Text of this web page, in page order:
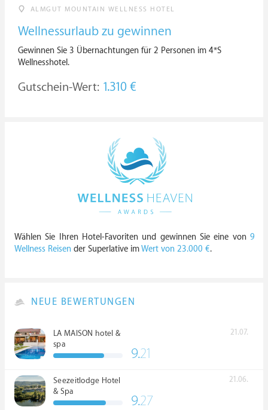
ALMGUT MOUNTAIN WELLNESS HOTEL
Wellnessurlaub zu gewinnen
Gewinnen Sie 3 Übernachtungen für 2 Personen im 4*S
Wellnesshotel.
Gutschein-Wert: 1.310 €
Wählen Sie Ihren Hotel-Favoriten und gewinnen Sie eine von 9
Wellness Reisen der Superlative imWert von 23.000 €.
NEUE BEWERTUNGEN
LA MAISON hotel &
spa
21.07.
9.21
Seezeitlodge Hotel
& Spa
21.06.
9.27